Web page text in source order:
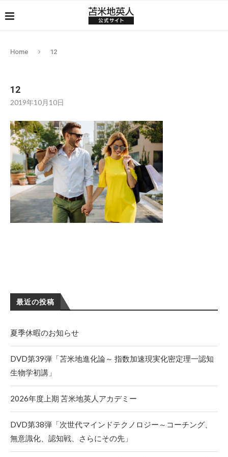
Home 12
12
2019年10月10日
最近の投稿
夏季休暇のお知らせ
DVD第39弾「苫米地進化論～ 指数加速現実化密定理一認知
生物学初講」
2026年度上期 苫米地英人アカデミー
DVD第38弾「次世代マインドテクノロジー～コーチング、
無意識化、認知戦、さらにその先」